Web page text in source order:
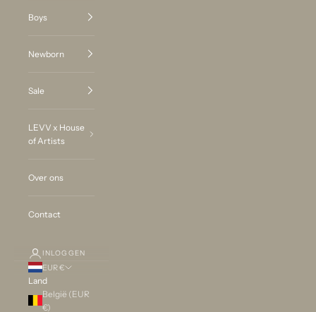
Boys
Newborn
Sale
LEVV x House
of Artists
Over ons
Contact
INLOGGEN
EUR €
Land
België (EUR
€)